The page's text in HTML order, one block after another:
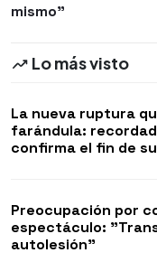
mismo"
Lo más visto
La nueva ruptura
farándula:
confirma el fin de
Preocupación por
espectáculo:
autolesión"